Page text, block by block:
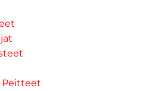
Peitteet